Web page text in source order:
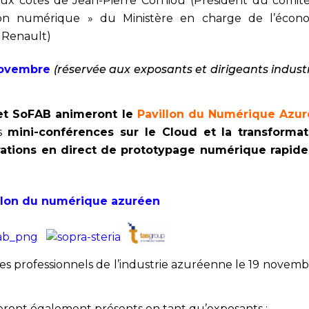
numérique » du Ministère en charge de
(réservée aux exposants et dirigeants
SoFAB animeront le Pavillon du Numérique
mini-conférences sur le Cloud et la
en direct de prototypage numérique rapide
du numérique azuréen
professionnels de l’industrie azuréenne le 19